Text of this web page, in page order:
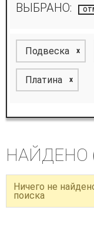
ВЫБРАНО:
Подвеска x
Платина x
НАЙДЕНО
Ничего не
поиска